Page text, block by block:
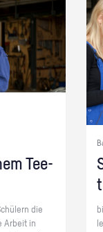
Tee­
die
Ar­beit in